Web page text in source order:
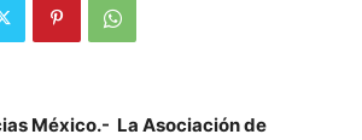
México.- La Asociación de